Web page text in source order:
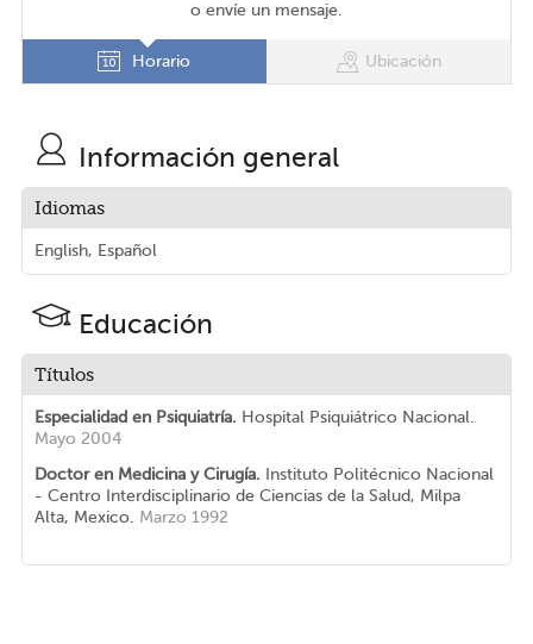
o envíe un mensaje.
Horario Ubicación
Información general
Idiomas
English, Español
Educación
Títulos
Especialidad en Psiquiatría. Hospital Psiquiátrico Nacional.
Mayo 2004
Doctor en Medicina y Cirugía.
Instituto Politécnico Nacional
- Centro Interdisciplinario de Ciencias de la Salud, Milpa
Alta, Mexico. Marzo 1992